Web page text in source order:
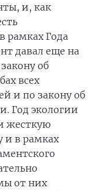
и, как
рамках Года
давал еще на
об
всех
и по закону об
Год экологии
жесткую
и в рамках
от них